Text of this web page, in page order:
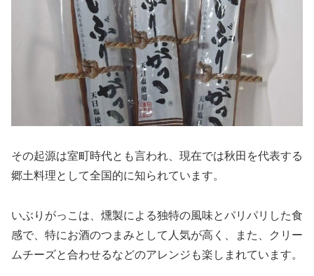
その起源は室町時代とも言われ、現在では秋田を代表する
郷土料理として全国的に知られています。
いぶりがっこは、燻製による独特の風味とパリパリした食
感で、特にお酒のつまみとして人気が高く、また、クリー
ムチーズと合わせるなどのアレンジも楽しまれています。